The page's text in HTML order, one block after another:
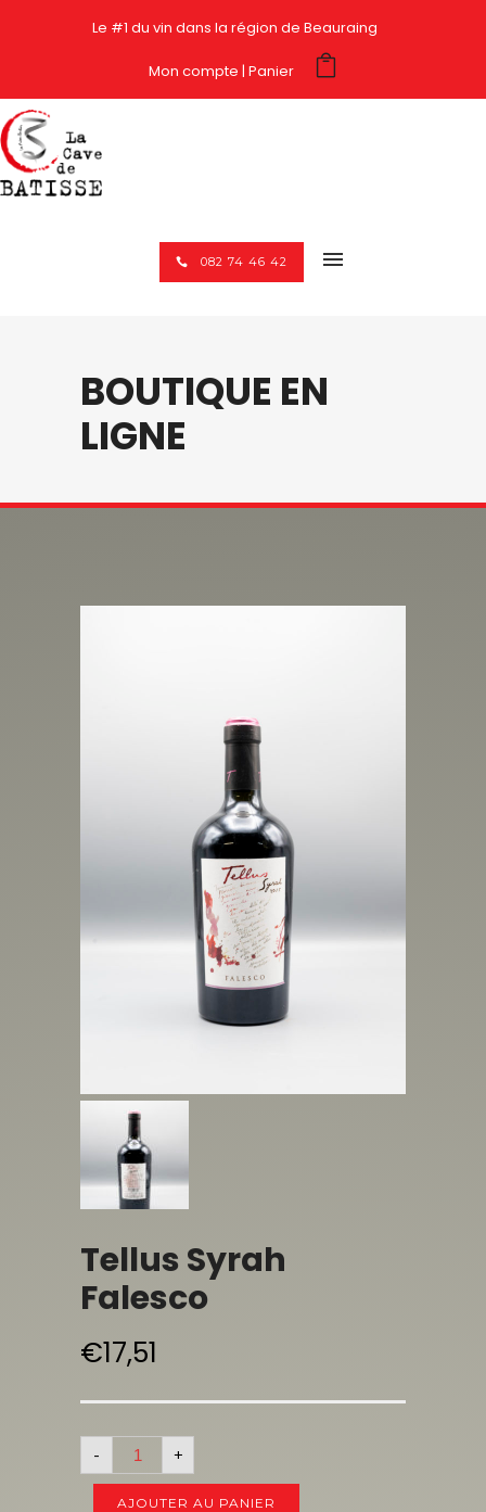
Le #1 du vin dans la région de Beauraing
Mon compte Panier
082 74 46 42
BOUTIQUE EN
LIGNE
Tellus Syrah
Falesco
€17,51
- +
AJOUTER AU PANIER